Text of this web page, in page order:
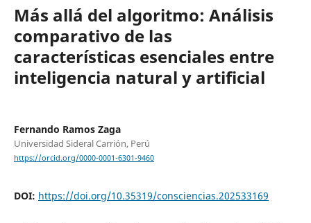
Más allá del algoritmo: Análisis
comparativo de las
características esenciales entre
inteligencia natural y artificial
Fernando Ramos Zaga
Universidad Sideral Carrión, Perú
https://orcid.org/0000-0001-6301-9460
DOI: https://doi.org/10.35319/consciencias.202533169